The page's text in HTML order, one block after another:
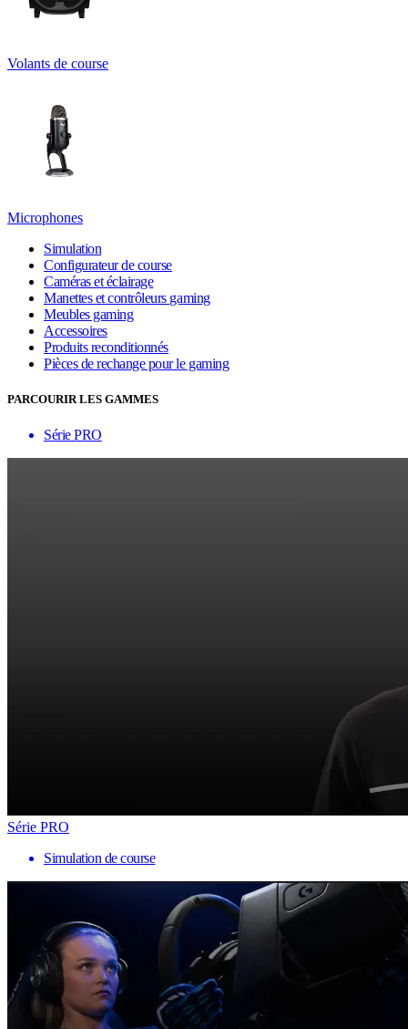
Volants de course
Microphones
Simulation
Configurateur de course
Caméras et éclairage
Manettes et contrôleurs gaming
Meubles gaming
Accessoires
Produits reconditionnés
Pièces de rechange pour le gaming
PARCOURIR LES GAMMES
Série PRO
Série PRO
Simulation de course